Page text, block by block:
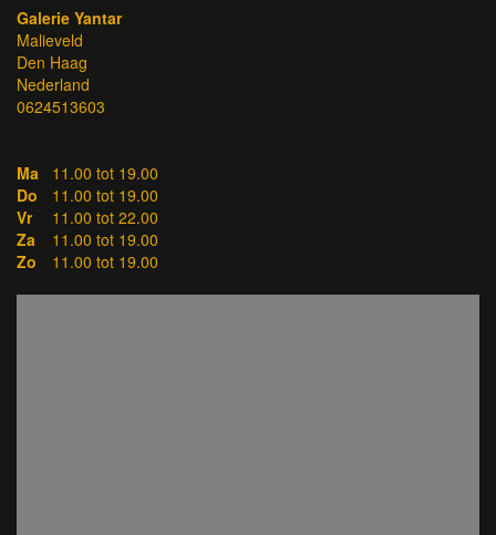
Galerie Yantar
Malieveld
Den Haag
Nederland
0624513603
Ma
11.00 tot 19.00
Do
11.00 tot 19.00
Vr
11.00 tot 22.00
Za
11.00 tot 19.00
Zo
11.00 tot 19.00